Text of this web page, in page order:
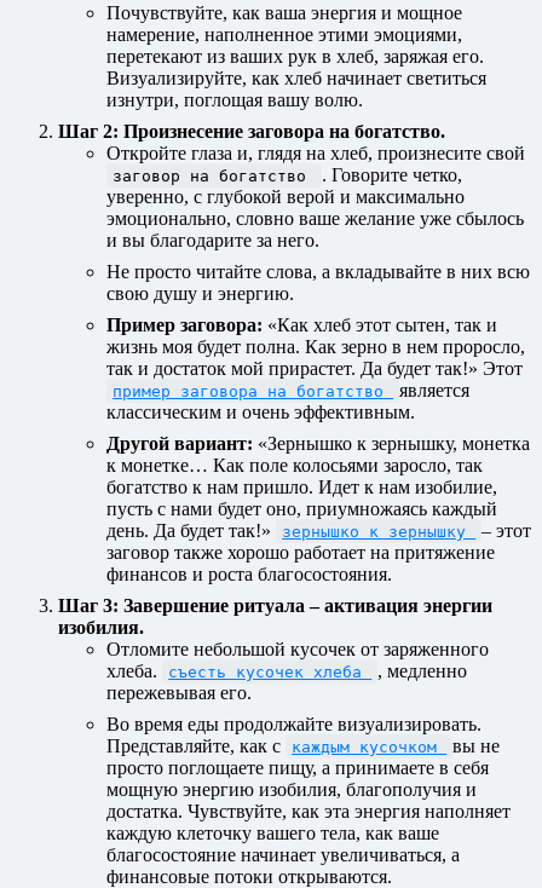
Почувствуйте, как ваша энергия и мощное
намерение, наполненное этими эмоциями,
перетекают из ваших рук в хлеб, заряжая его.
Визуализируйте, как хлеб начинает светиться
изнутри, поглощая вашу волю.
Шаг 2: Произнесение заговора на богатство.
Откройте глаза и, глядя на хлеб, произнесите свой
заговор на богатство
. Говорите четко,
уверенно, с глубокой верой и максимально
эмоционально, словно ваше желание уже сбылось
и вы благодарите за него.
Не просто читайте слова, а вкладывайте в них всю
свою душу и энергию.
Пример заговора: «Как хлеб этот сытен, так и
жизнь моя будет полна. Как зерно в нем проросло,
так и достаток мой прирастет. Да будет так!» Этот
пример заговора на богатство
является
классическим и очень эффективным.
Другой вариант: «Зернышко к зернышку, монетка
к монетке… Как поле колосьями заросло, так
богатство к нам пришло. Идет к нам изобилие,
пусть с нами будет оно, приумножаясь каждый
день. Да будет так!»
зернышко к зернышку
– этот
заговор также хорошо работает на притяжение
финансов и роста благосостояния.
Шаг 3: Завершение ритуала – активация энергии
изобилия.
Отломите небольшой кусочек от заряженного
хлеба.
съесть кусочек хлеба
, медленно
пережевывая его.
Во время еды продолжайте визуализировать.
Представляйте, как с
каждым кусочком
вы не
просто поглощаете пищу, а принимаете в себя
мощную энергию изобилия, благополучия и
достатка. Чувствуйте, как эта энергия наполняет
каждую клеточку вашего тела, как ваше
благосостояние начинает увеличиваться, а
финансовые потоки открываются.